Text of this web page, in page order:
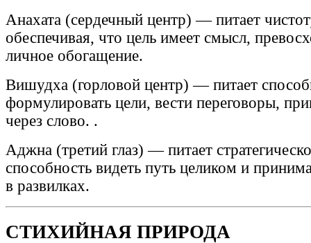
Анахата (сердечный центр) — питает
обеспечивая, что цель имеет смысл,
личное обогащение.
Вишудха (горловой центр) — питает
формулировать цели, вести переговоры,
через слово. .
Аджна (третий глаз) — питает
способность видеть путь целиком и
в развилках.
СТИХИЙНАЯ ПРИРОДА